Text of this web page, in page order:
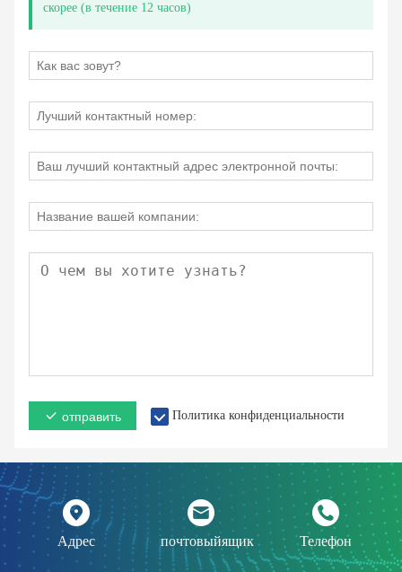
скорее (в течение 12 часов)
отправить Политика конфиденциальности
Адрес почтовыйящик Телефон